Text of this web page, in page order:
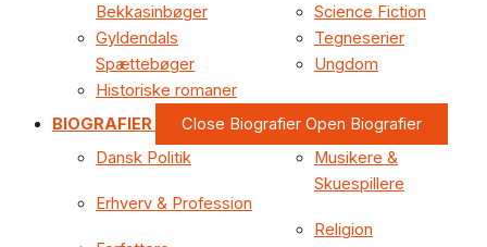
Bekkasinbøger
Gyldendals
Spættebøger
Historiske romaner
Science Fiction
Tegneserier
Ungdom
BIOGRAFIER Close Biografier Open Biografier
Dansk Politik
Erhverv & Profession
Musikere &
Skuespillere
Religion